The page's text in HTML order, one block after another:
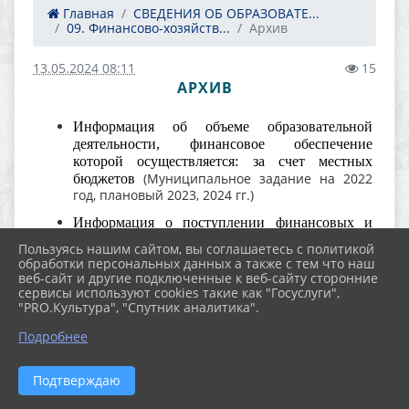
Главная
СВЕДЕНИЯ ОБ ОБРАЗОВАТЕ...
09. Финансово-хозяйств...
Архив
13.05.2024 08:11 15
АРХИВ
Информация об объеме образовательной
деятельности, финансовое обеспечение
которой осуществляется: за счет местных
бюджетов (Муниципальное задание на 2022
год, плановый 2023, 2024 гг.)
Информация о поступлении финансовых и
года.
(план поступления бюджетных ассигнований
(баланс учреждения на 01.01.2022 г.)
Информация о расходовании финансовых и
(отчет об исполнении учреждений плана
ФХД);
Пользуясь нашим сайтом, вы соглашаетесь с политикой
обработки персональных данных а также с тем что наш
веб-сайт и другие подключенные к веб-сайту сторонние
сервисы используют cookies такие как "Госуслуги",
"PRO.Культура", "Спутник аналитика".
Подробнее
Подтверждаю